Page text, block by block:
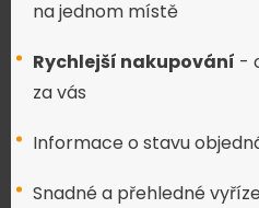
na jednom místě
Rychlejší nakupování -
za vás
Informace o stavu
Snadné a přehledné